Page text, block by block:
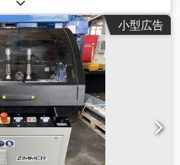
小型広告